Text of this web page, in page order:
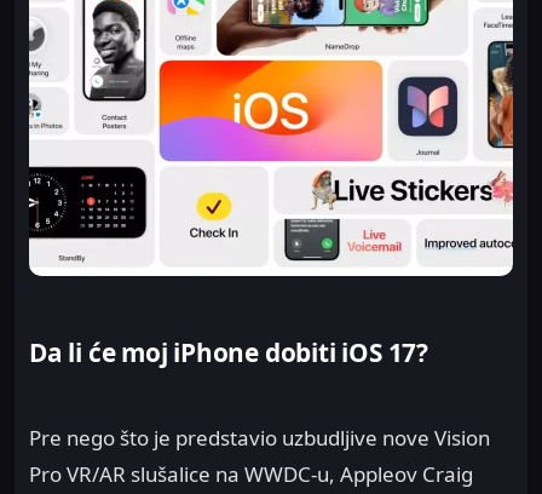
Da li će moj iPhone dobiti iOS 17?
Pre nego što je predstavio uzbudljive nove Vision
Pro VR/AR slušalice na WWDC-u, Appleov Craig